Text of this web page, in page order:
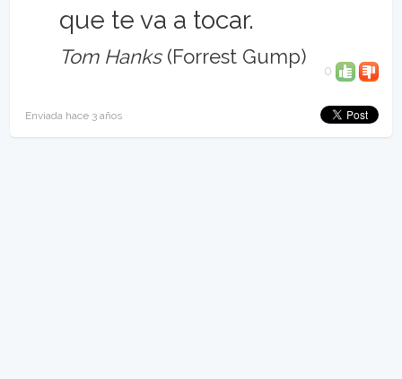
que te va a tocar.
Tom Hanks(Forrest Gump)
0
Enviada hace 3 años